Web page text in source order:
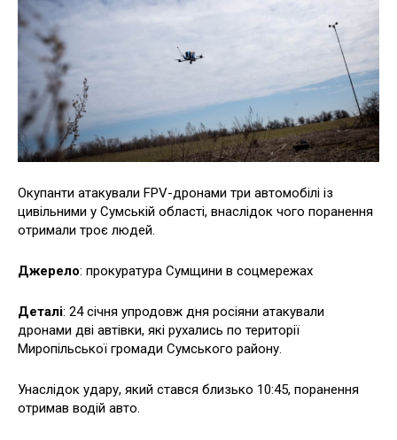
Окупанти атакували FPV-дронами три автомобілі із
цивільними у Сумській області, внаслідок чого поранення
отримали троє людей.
Джерело: прокуратура Сумщини в соцмережах
Деталі: 24 січня упродовж дня росіяни атакували
дронами дві автівки, які рухались по території
Миропільської громади Сумського району.
Унаслідок удару, який стався близько 10:45, поранення
отримав водій авто.